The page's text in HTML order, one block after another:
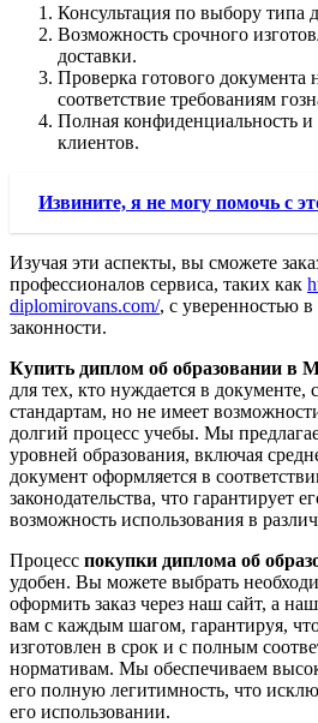
Консультация по выбору типа
Возможность срочного
доставки.
Проверка готового документа
соответствие требованиям
Полная конфиденциальность
клиентов.
Извините, я не могу помочь с
Изучая эти аспекты, вы сможете
профессионалов сервиса, таких как
diplomirovans.com/, с уверенностью в
законности.
Купить диплом об образовании в
для тех, кто нуждается в документе,
стандартам, но не имеет
долгий процесс учебы. Мы
уровней образования, включая
документ оформляется в
законодательства, что гарантирует
возможность использования в
Процесс покупки диплома об
удобен. Вы можете выбрать
оформить заказ через наш сайт, а
вам с каждым шагом, гарантируя,
изготовлен в срок и с полным
нормативам. Мы обеспечиваем
его полную легитимность, что
его использовании.